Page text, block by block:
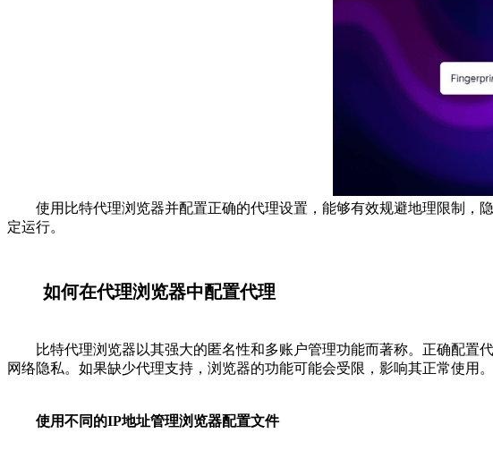
使用比特代理浏览器并配置正确的代理设置，能够有效规避地理限制，
定运行。
如何在代理浏览器中配置代理
比特代理浏览器以其强大的匿名性和多账户管理功能而著称。正确配置
网络隐私。如果缺少代理支持，浏览器的功能可能会受限，影响其正常使用。
使用不同的IP地址管理浏览器配置文件